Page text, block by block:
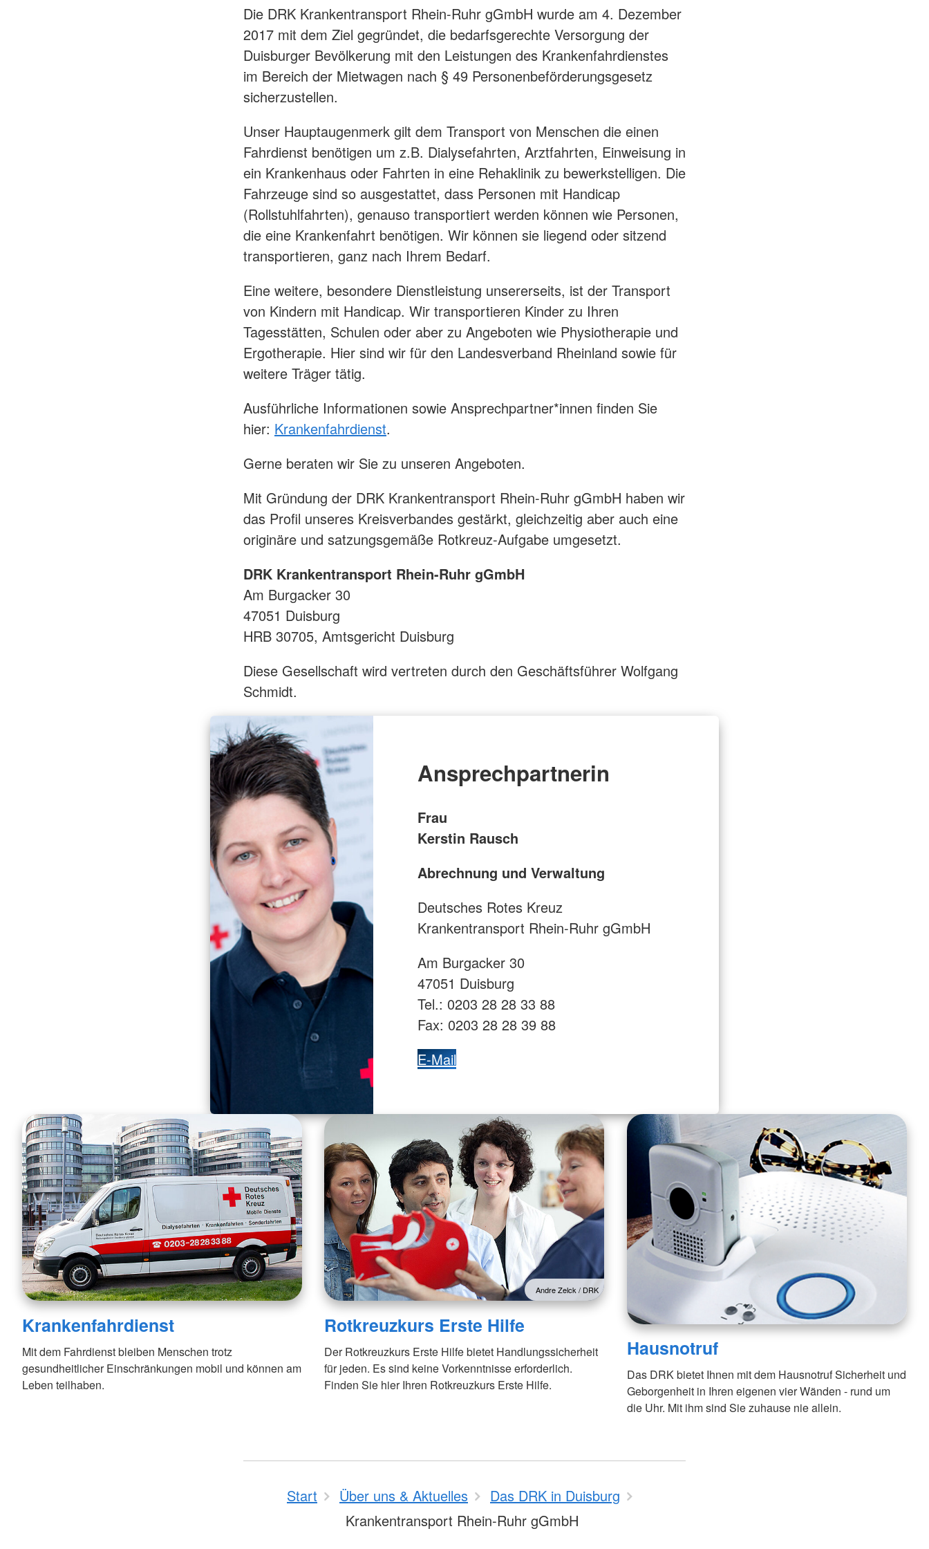
Die DRK Krankentransport Rhein-Ruhr gGmbH wurde am 4. Dezember
2017 mit dem Ziel gegründet, die bedarfsgerechte Versorgung der
Duisburger Bevölkerung mit den Leistungen des Krankenfahrdienstes
im Bereich der Mietwagen nach § 49 Personenbeförderungsgesetz
sicherzustellen.
Unser Hauptaugenmerk gilt dem Transport von Menschen die einen
Fahrdienst benötigen um z.B. Dialysefahrten, Arztfahrten, Einweisung in
ein Krankenhaus oder Fahrten in eine Rehaklinik zu bewerkstelligen. Die
Fahrzeuge sind so ausgestattet, dass Personen mit Handicap
(Rollstuhlfahrten), genauso transportiert werden können wie Personen,
die eine Krankenfahrt benötigen. Wir können sie liegend oder sitzend
transportieren, ganz nach Ihrem Bedarf.
Eine weitere, besondere Dienstleistung unsererseits, ist der Transport
von Kindern mit Handicap. Wir transportieren Kinder zu Ihren
Tagesstätten, Schulen oder aber zu Angeboten wie Physiotherapie und
Ergotherapie. Hier sind wir für den Landesverband Rheinland sowie für
weitere Träger tätig.
Ausführliche Informationen sowie Ansprechpartner*innen finden Sie
hier: Krankenfahrdienst.
Gerne beraten wir Sie zu unseren Angeboten.
Mit Gründung der DRK Krankentransport Rhein-Ruhr gGmbH haben wir
das Profil unseres Kreisverbandes gestärkt, gleichzeitig aber auch eine
originäre und satzungsgemäße Rotkreuz-Aufgabe umgesetzt.
DRK Krankentransport Rhein-Ruhr gGmbH
Am Burgacker 30
47051 Duisburg
HRB 30705, Amtsgericht Duisburg
Diese Gesellschaft wird vertreten durch den Geschäftsführer Wolfgang
Schmidt.
Ansprechpartnerin
Frau
Kerstin Rausch
Abrechnung und Verwaltung
Deutsches Rotes Kreuz
Krankentransport Rhein-Ruhr gGmbH
Am Burgacker 30
47051 Duisburg
Tel.: 0203 28 28 33 88
Fax: 0203 28 28 39 88
E-Mail
Krankenfahrdienst
Mit dem Fahrdienst bleiben Menschen trotz
gesundheitlicher Einschränkungen mobil und können am
Leben teilhaben.
Andre Zelck / DRK
Rotkreuzkurs Erste Hilfe
Der Rotkreuzkurs Erste Hilfe bietet Handlungssicherheit
für jeden. Es sind keine Vorkenntnisse erforderlich.
Finden Sie hier Ihren Rotkreuzkurs Erste Hilfe.
Hausnotruf
Das DRK bietet Ihnen mit dem Hausnotruf Sicherheit und
Geborgenheit in Ihren eigenen vier Wänden - rund um
die Uhr. Mit ihm sind Sie zuhause nie allein.
Start Über uns & Aktuelles
Das DRK in Duisburg
Krankentransport Rhein-Ruhr gGmbH